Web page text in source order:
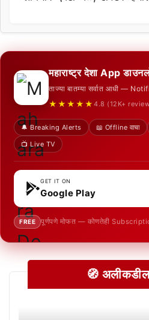
महाराष्ट्र देशा App
ताज्या बातम्या सर्वात आधी —
★★★★★ 4.8 (12K+
🔔 Breaking Alerts 📖 Offline वाचा
📺 Live TV
GET IT ON
Google Play
FREE पूर्णपणे मोफत — कोणतेही
🧭 अलीकडील